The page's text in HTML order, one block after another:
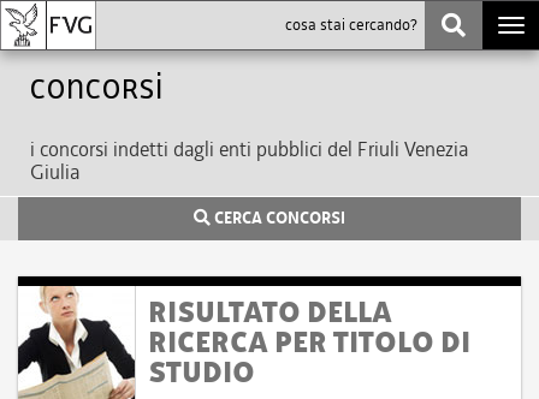
Concorsi
i concorsi indetti dagli enti pubblici del Friuli Venezia
Giulia
CERCA CONCORSI
RISULTATO DELLA
RICERCA PER TITOLO DI
STUDIO